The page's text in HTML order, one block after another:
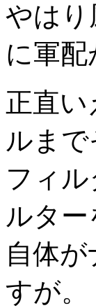
やはり
に軍
正直
ルまで
フィ
ルタ
自体
すが。